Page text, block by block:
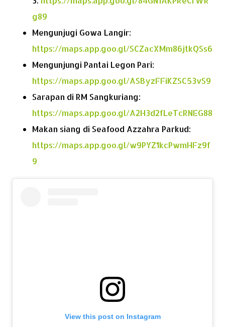
g89
Mengunjugi Gowa Langir:
https://maps.app.goo.gl/SCZacXMm86jtkQSs6
Mengunjungi Pantai Legon Pari:
https://maps.app.goo.gl/ASByzFFiKZSC53vS9
Sarapan di RM Sangkuriang:
https://maps.app.goo.gl/A2H3d2fLeTcRNEG88
Makan siang di Seafood Azzahra Parkud:
https://maps.app.goo.gl/w9PYZ1kcPwmHFz9f
9
View this post on Instagram